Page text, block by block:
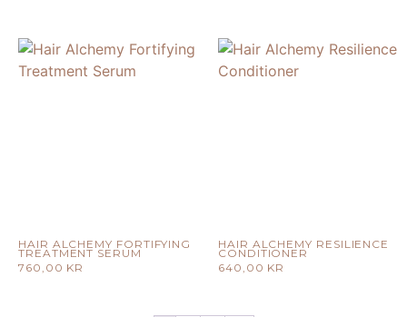
HAIR ALCHEMY FORTIFYING
TREATMENT SERUM
760,00 KR
HAIR ALCHEMY RESILIENCE
CONDITIONER
640,00 KR